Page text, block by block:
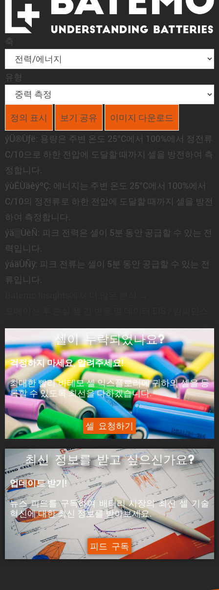
축
유형
정의 표시 보기 공유
이미지 다운로드
ýÜ®Ùƒë: 용량은 주변 온도 25°C에서 100%에서 정전류
C/10으로 하한 전압에 도달할 때까지 셀을 방전하여 측
정합니다.
ýùÉÙäêýºÇ: 에너지는 주변 온도 25°C에서 100%에서
C/10의 정전류로 하한 전압에 도달할 때까지 셀을 방전
하여 측정합니다.
ýä▒ÙèÑ: 피크 전력은 셀이 5분 동안 공급할 수 있는 전
력입니다.
ýáäÙÑÿ: 피크 전류는 셀이 5분 동안 공급할 수 있는 전
류입니다.
셀이 누락되었나요?
걱정하지 마세요, 알려주세요!
최대한 빨리 바테모 셀 익스플로러에 귀하의 셀을 등
록할 수 있도록 최선을 다하겠습니다.
셀 요청하기
최신 정보를 받고 싶으신가요?
업데이트 받기!
뉴스 피드를 구독하여 배터리 시장의최신 셀 기술
혁신에대한최신 정보를 받아보세요.
피드 구독